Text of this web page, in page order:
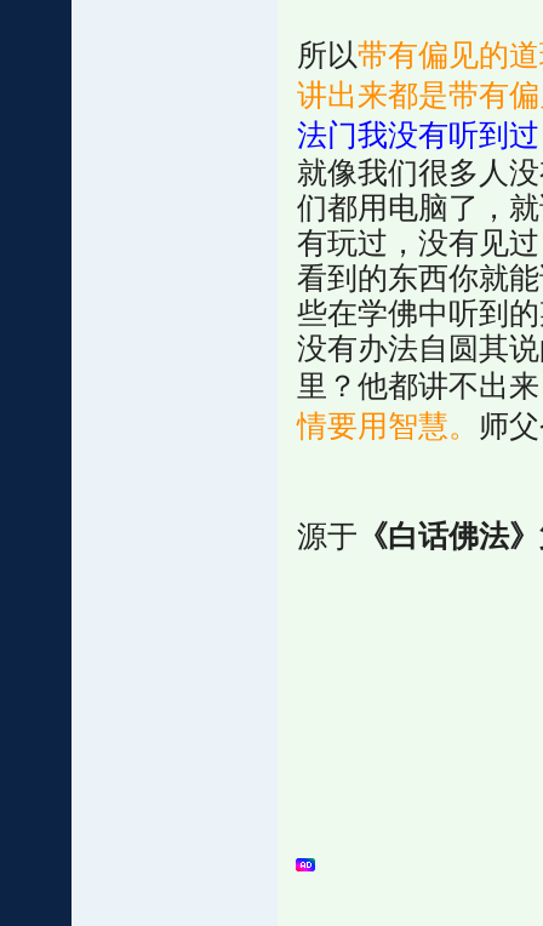
所以带有偏见的
讲出来都是带有
法门我没有听到
就像我们很多人
们都用电脑了，
有玩过，没有见
看到的东西你就
些在学佛中听到
没有办法自圆其
里？他都讲不出
情要用智慧。 师
源于 《白话佛法